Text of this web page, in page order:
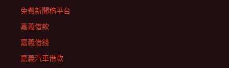
免費新聞稿平台
嘉義借款
嘉義借錢
嘉義汽車借款